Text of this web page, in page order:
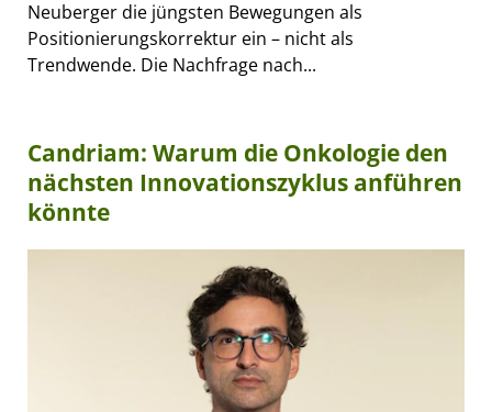
Neuberger die jüngsten Bewegungen als
Positionierungskorrektur ein – nicht als
Trendwende. Die Nachfrage nach...
Candriam: Warum die Onkologie den
nächsten Innovationszyklus anführen
könnte